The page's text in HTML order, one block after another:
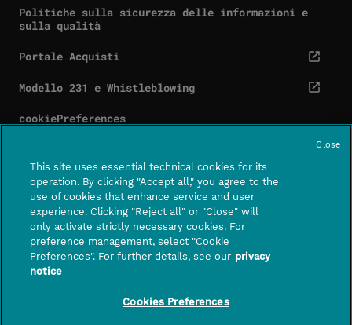
Politiche sulla sicurezza delle informazioni e
sulla qualità
Portale Acquisti
cta.screenReaderExternal
Modello 231 e Whistleblowing
cta.screenReaderExternal
cookiePreferences
Contatti Centro assistenza
FOLLOWUS
PagoPA S.p.A. – società per azioni con socio unico
– capitale sociale di euro 1,000,000 interamente
This site uses essential technical cookies for its
operation. By clicking "Accept all," you agree to the
use of cookies that enhance service and user
experience. Clicking "Reject all" or "Close" will
only activate strictly necessary cookies. For
preference management, select "Cookie
Preferences". For further details, see our privacy
notice
Cookies Preferences
Close